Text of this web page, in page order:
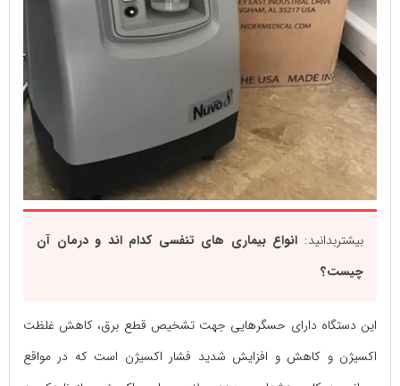
بیشتربدانید: انواع بیماری ‌های تنفسی کدام اند و درمان آن
چیست؟
این دستگاه دارای حسگرهایی جهت تشخیص قطع برق، کاهش غلظت
اکسیژن و کاهش و افزایش شدید فشار اکسیژن است که در مواقع